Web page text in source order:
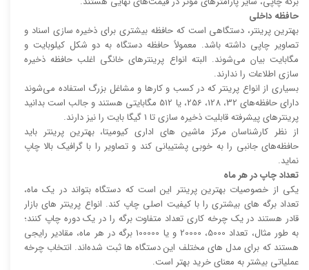
حافظه داخلی
بهترین پرینتر، دستگاهی است که حافظه بیشتری برای ذخیره سازی اسناد و
تصاویر چاپی داشته باشد. معمولاً حافظه دستگاه به دو شکل کیلوبایت و
مگابایت بیان می‌شوند. البته انواع پرینتر‌های خانگی اغلب حافظه ذخیره
سازی اطلاعات را ندارند.
بسیاری از انواع پرینتر که در کسب و کار‌ها و مشاغل بزرگ استفاده می‌شوند
دارای حافظه‌های 32، 128، 256، یا 512 مگابایتی هستند و جالب است بدانید
پرینتر‌های پیشرفته قابلیت ذخیره سازی تا 1 گیگا بایت را نیز دارند.
از نظر کارشناسان مرکز ماشین های اداری کیومیتا، بهترین پرینتر باید
حافظه‌های جانبی را به خوبی پشتیبانی کند و تصاویر را با گرافیک بالا چاپ
نماید.
تعداد چاپ در هر ماه
یکی از خصوصیات بهترین پرینتر این است که دستگاه بتواند در یک ماه،
تعداد برگه های بیشتری را با کیفیت اصلی چاپ کند. انواع پرینتر های بازار
قادر هستند در یک چرخه کاری تعداد متفاوت برگه را در یک دوره چاپ کنند؛
به طور مثال، تعداد 5000، 20000 و یا 100000 برگه در هر ماه، مقادیر رایجی
هستند که برای مدل های مختلف این دستگاه ها ثبت شده‌اند. انتخاب چرخه
عملیاتی بیشتر به معنای خرید بهتر است.